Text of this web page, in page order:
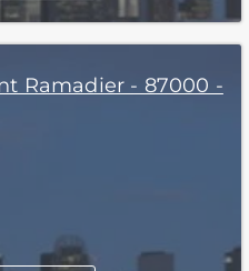
Ramadier - 87000 -